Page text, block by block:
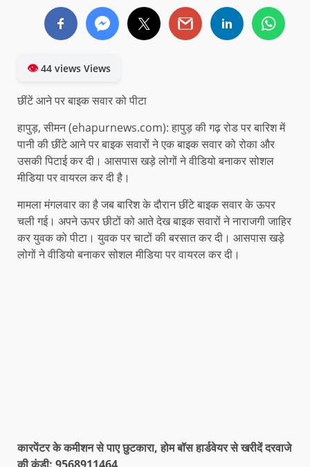
👁44 views Views
छींटें आने पर बाइक सवार को पीटा
हापुड़, सीमन (ehapurnews.com): हापुड़ की गढ़ रोड पर बारिश में
पानी की छींटे आने पर बाइक सवारों ने एक बाइक सवार को रोका और
उसकी पिटाई कर दी। आसपास खड़े लोगों ने वीडियो बनाकर सोशल
मीडिया पर वायरल कर दी है।
मामला मंगलवार का है जब बारिश के दौरान छींटे बाइक सवार के ऊपर
चली गई। अपने ऊपर छीटों को आते देख बाइक सवारों ने नाराजगी जाहिर
कर युवक को पीटा। युवक पर चाटों की बरसात कर दी। आसपास खड़े
लोगों ने वीडियो बनाकर सोशल मीडिया पर वायरल कर दी।
कारपेंटर के कमीशन से पाए छुटकारा, होम बॉस हार्डवेयर से खरीदें दरवाजे